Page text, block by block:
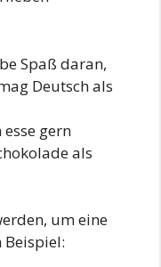
Spaß daran,
Deutsch als
esse gern
als
um eine